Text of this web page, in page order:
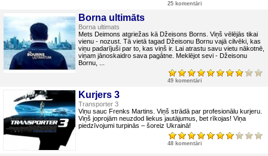
25 komentāri
Borna ultimāts
Borna ultimats
Mets Deimons atgriežas kā Džeisons Borns. Viņš vēlējās tikai
vienu - nozust. Tā vietā tagad Džeisonu Bornu vajā cilvēki, kas
viņu padarījuši par to, kas viņš ir. Lai atrastu savu vietu nākotnē,
viņam jānoskaidro sava pagātne. Meklējot sevi - Džeisonu
Bornu, ...
49 komentāri
Kurjers 3
Transporter 3
Viņu sauc Frenks Martins. Viņš strādā par profesionālu kurjeru.
Viņš joprojām neuzdod liekus jautājumus, bet rīkojas! Viņa
piedzīvojumi turpinās – šoreiz Ukrainā!
48 komentāri